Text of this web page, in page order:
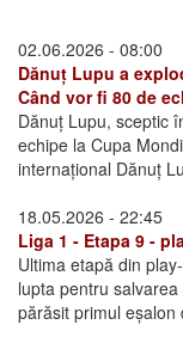
02.06.2026 - 08:00
Dănuț Lupu a
Când vor fi 80 de
Dănuț Lupu, sceptic
echipe la Cupa
internațional Dănuț
18.05.2026 - 22:45
Liga 1 - Etapa 9 -
Ultima etapă din
lupta pentru
părăsit primul